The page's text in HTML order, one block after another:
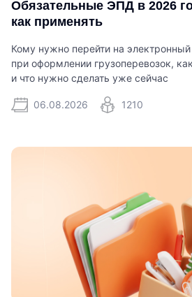
Обязательные ЭПД в 2026
как применять
Кому нужно перейти на
при оформлении грузоперевозок,
и что нужно сделать уже сейчас
06.08.2026 1210